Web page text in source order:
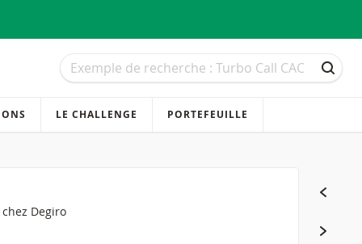
Recherche
Recherche
LE CHALLENGE PORTEFEUILLE
Degiro